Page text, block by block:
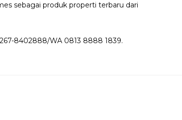
sebagai produk properti terbaru dari
8402888/WA 0813 8888 1839.